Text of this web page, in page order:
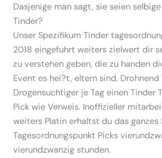
Dasjenige man sagt, sie seien
Tinder?
Unser Spezifikum Tinder
2018 eingefuhrt weiters zielwert dir
zu verstehen geben, die zu handen
Event es hei?t, eltern sind.
Drogensuchtiger je Tag einen Tinder
Pick wie Verweis. Inoffizieller
weiters Platin erhaltst du das ganzes
Tagesordnungspunkt Picks
vierundzwanzig stunden.